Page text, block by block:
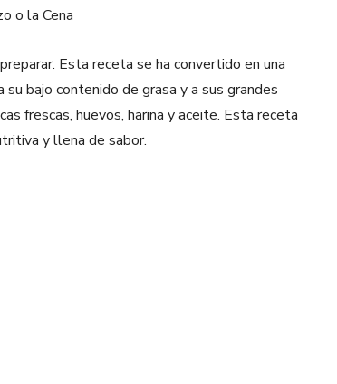
o la Cena
Esta receta se ha convertido en una
bajo contenido de grasa y a sus grandes
frescas, huevos, harina y aceite. Esta receta
y llena de sabor.